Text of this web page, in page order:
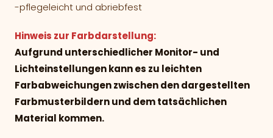
-pflegeleicht und abriebfest
Hinweis zur Farbdarstellung:
Aufgrund unterschiedlicher Monitor- und
Lichteinstellungen kann es zu leichten
Farbabweichungen zwischen den dargestellten
Farbmusterbildern und dem tatsächlichen
Material kommen.